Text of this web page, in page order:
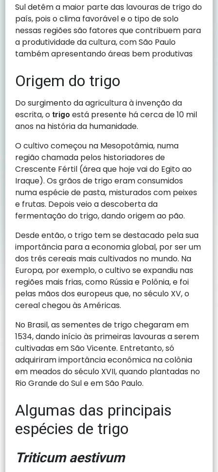
Sul detêm a maior parte das lavouras de trigo do
país, pois o clima favorável e o tipo de solo
nessas regiões são fatores que contribuem para
a produtividade da cultura, com São Paulo
também apresentando áreas bem produtivas
Origem do trigo
Do surgimento da agricultura à invenção da
escrita, otrigo está presente há cerca de 10 mil
anos na história da humanidade.
O cultivo começou na Mesopotâmia, numa
região chamada pelos historiadores de
Crescente Fértil (área que hoje vai do Egito ao
Iraque). Os grãos de trigo eram consumidos
numa espécie de pasta, misturados com peixes
e frutas. Depois veio a descoberta da
fermentação do trigo, dando origem ao pão.
Desde então, o trigo tem se destacado pela sua
importância para a economia global, por ser um
dos três cereais mais cultivados no mundo. Na
Europa, por exemplo, o cultivo se expandiu nas
regiões mais frias, como Rússia e Polônia, e foi
pelas mãos dos europeus que, no século XV, o
cereal chegou às Américas.
No Brasil, as sementes de trigo chegaram em
1534, dando início às primeiras lavouras a serem
cultivadas em São Vicente. Entretanto, só
adquiriram importância econômica na colônia
em meados do século XVII, quando plantadas no
Rio Grande do Sul e em São Paulo.
Algumas das principais
espécies de trigo
Triticum aestivum